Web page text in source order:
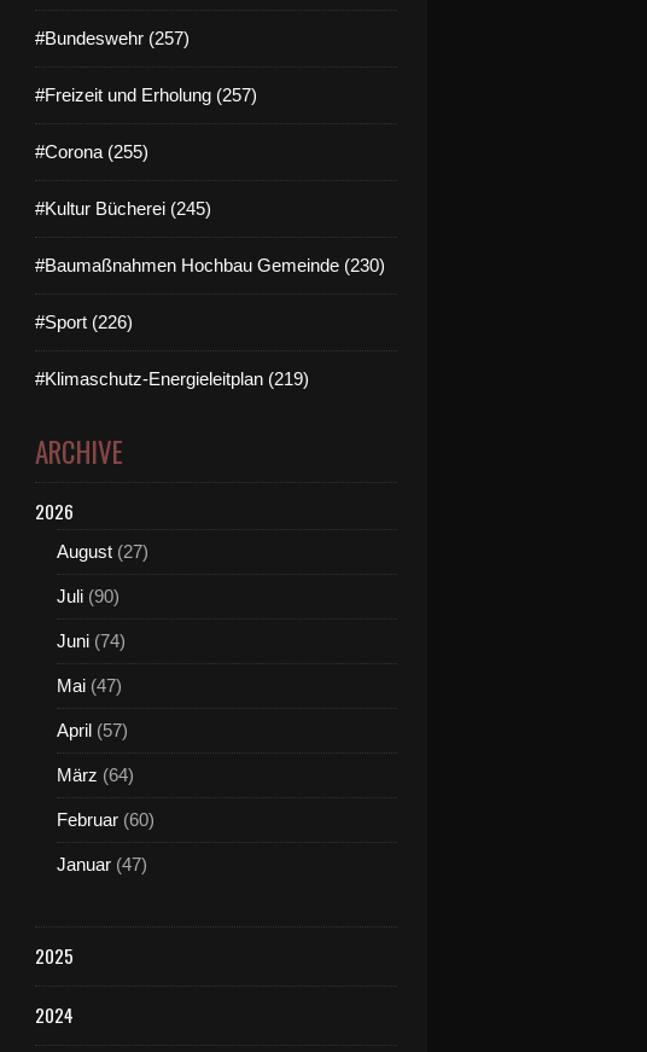
#Bundeswehr (257)
#Freizeit und Erholung (257)
#Corona (255)
#Kultur Bücherei (245)
#Baumaßnahmen Hochbau Gemeinde (230)
#Sport (226)
#Klimaschutz-Energieleitplan (219)
ARCHIVE
2026
August (27)
Juli (90)
Juni (74)
Mai (47)
April (57)
März (64)
Februar (60)
Januar (47)
2025
2024